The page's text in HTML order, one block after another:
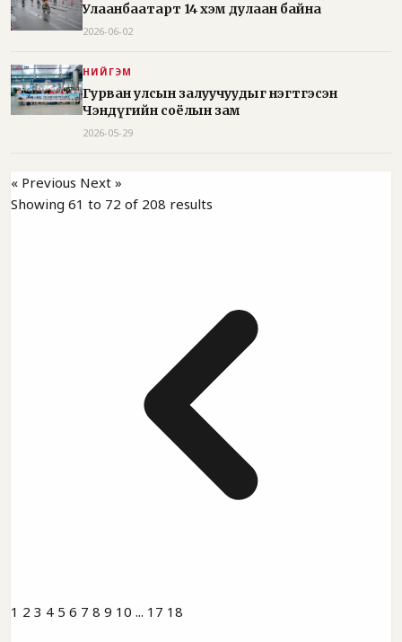
Улаанбаатарт 14 хэм дулаан байна
2026-06-02
НИЙГЭМ
Гурван улсын залуучуудыг нэгтгэсэн
Чэндүгийн соёлын зам
2026-05-29
« Previous Next »
Showing 61 to 72 of 208 results
1 2 3 4 5 6 7 8 9 10 ... 17 18